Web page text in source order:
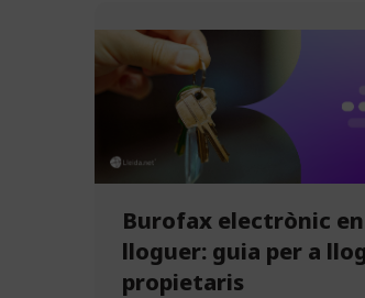
Burofax electrònic
lloguer: guia per a
propietaris